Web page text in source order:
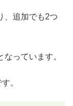
、追加でも2つ
っています。
。